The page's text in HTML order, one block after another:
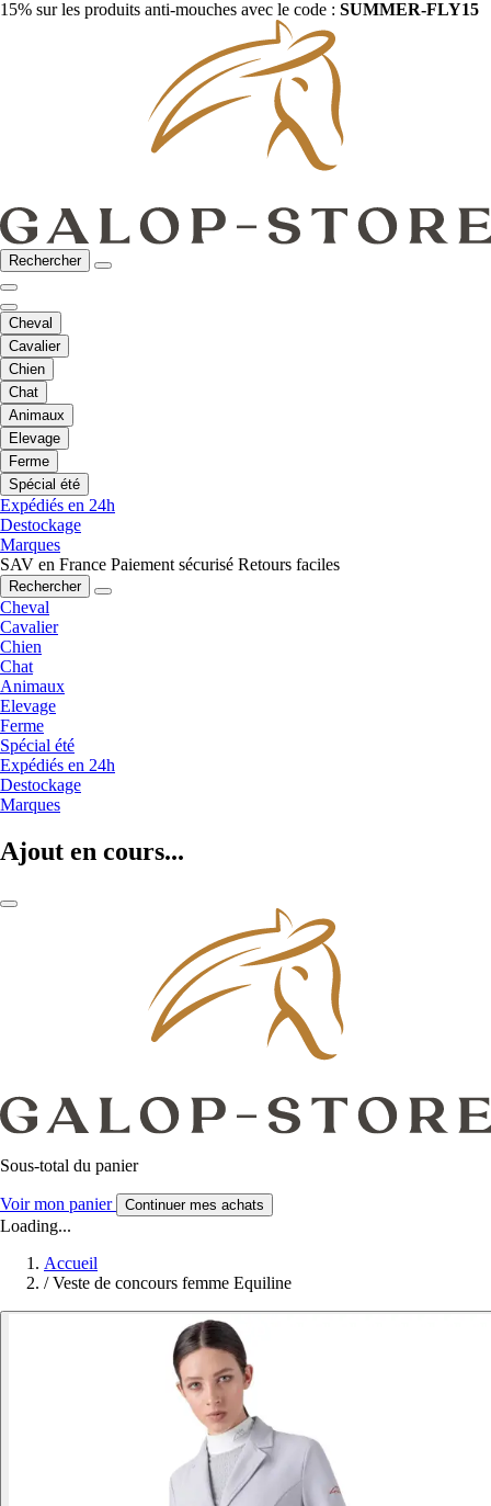
15% sur les produits anti-mouches avec le code : SUMMER-FLY15
Rechercher
Cheval
Cavalier
Chien
Chat
Animaux
Elevage
Ferme
Spécial été
Expédiés en 24h
Destockage
Marques
SAV en France Paiement sécurisé Retours faciles
Rechercher
Cheval
Cavalier
Chien
Chat
Animaux
Elevage
Ferme
Spécial été
Expédiés en 24h
Destockage
Marques
Ajout en cours...
Sous-total du panier
Voir mon panier Continuer mes achats
Loading...
Accueil
/ Veste de concours femme Equiline